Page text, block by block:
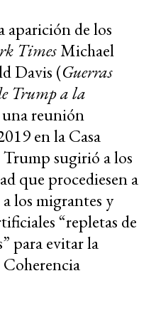
aparición de los
TimesMichael
Davis (Guerras
Trump a la
una reunión
en la Casa
Trump sugirió a los
que procediesen a
los migrantes y
“repletas de
para evitar la